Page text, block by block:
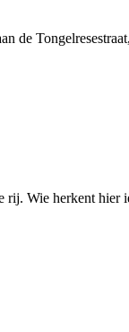
de
rij. Wie herkent hier